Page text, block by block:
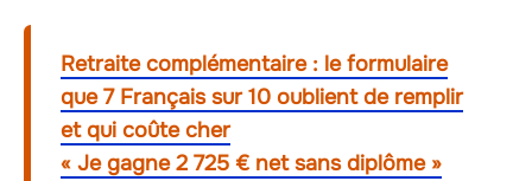
Retraite complémentaire : le formulaire
que 7 Français sur 10 oublient de remplir
et qui coûte cher
« Je gagne 2 725 € net sans diplôme »